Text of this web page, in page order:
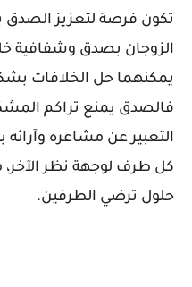
تكون فرصة لتعزيز الصدق
الزوجان بصدق وشفافية
يمكنهما حل الخلافات
فالصدق يمنع تراكم
التعبير عن مشاعره وآرائه
كل طرف لوجهة نظر
حلول ترضي الطرفين.